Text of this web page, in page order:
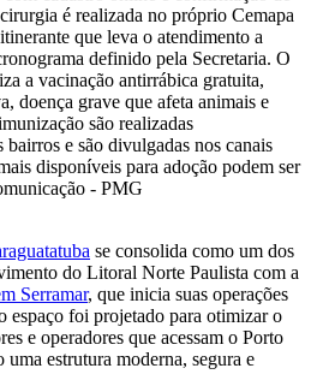
é realizada no próprio Cemapa
que leva o atendimento a
definido pela Secretaria. O
a vacinação antirrábica gratuita,
doença grave que afeta animais e
são realizadas
e são divulgadas nos canais
disponíveis para adoção podem ser
- PMG
se consolida como um dos
do Litoral Norte Paulista com a
Serramar, que inicia suas operações
espaço foi projetado para otimizar o
e operadores que acessam o Porto
uma estrutura moderna, segura e